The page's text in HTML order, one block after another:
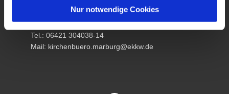
Nur notwendige Cookies
Kooperationsraum FlOw
35037 Marburg
Tel.: 06421 304038-14
Mail: kirchenbuero.marburg@ekkw.de